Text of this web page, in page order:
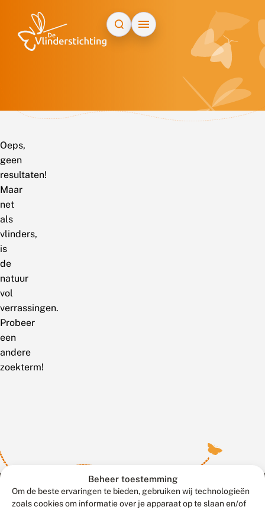
Beheer toestemming
Om de beste ervaringen te bieden, gebruiken wij technologieën
zoals cookies om informatie over je apparaat op te slaan en/of
Oeps,
geen
resultaten!
Maar
net
als
vlinders,
is
de
natuur
vol
verrassingen.
Probeer
een
andere
zoekterm!